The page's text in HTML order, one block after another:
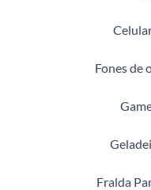
Fones de
Fralda